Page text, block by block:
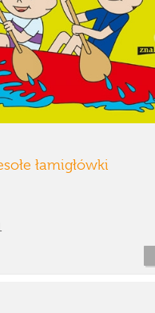
łamigłówki